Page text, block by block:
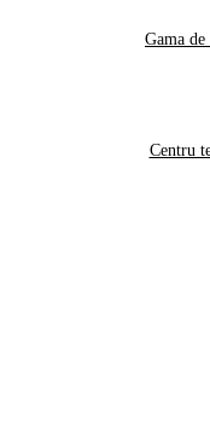
Gama de
Centru